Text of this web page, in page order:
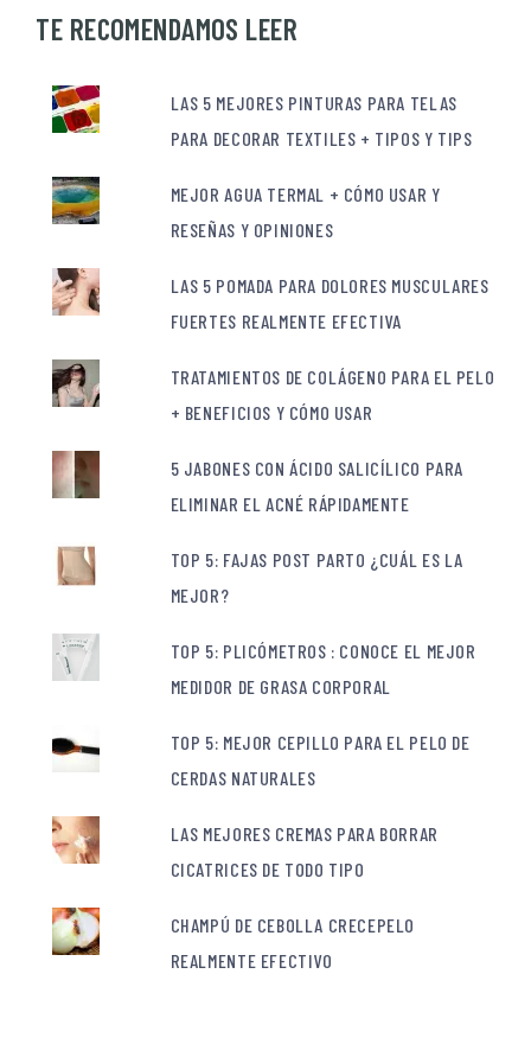
TE RECOMENDAMOS LEER
LAS 5 MEJORES PINTURAS PARA TELAS
PARA DECORAR TEXTILES + TIPOS Y TIPS
MEJOR AGUA TERMAL + CÓMO USAR Y
RESEÑAS Y OPINIONES
LAS 5 POMADA PARA DOLORES MUSCULARES
FUERTES REALMENTE EFECTIVA
TRATAMIENTOS DE COLÁGENO PARA EL PELO
+ BENEFICIOS Y CÓMO USAR
5 JABONES CON ÁCIDO SALICÍLICO PARA
ELIMINAR EL ACNÉ RÁPIDAMENTE
TOP 5: FAJAS POST PARTO ¿CUÁL ES LA
MEJOR?
TOP 5: PLICÓMETROS : CONOCE EL MEJOR
MEDIDOR DE GRASA CORPORAL
TOP 5: MEJOR CEPILLO PARA EL PELO DE
CERDAS NATURALES
LAS MEJORES CREMAS PARA BORRAR
CICATRICES DE TODO TIPO
CHAMPÚ DE CEBOLLA CRECEPELO
REALMENTE EFECTIVO